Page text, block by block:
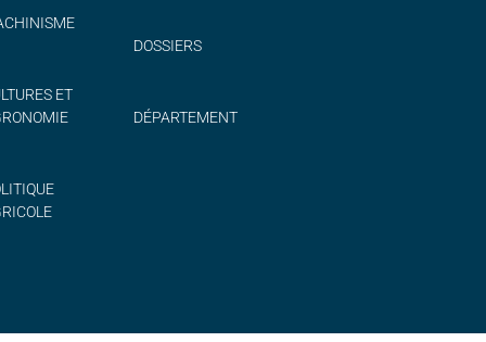
ET
DOSSIERS
DÉPARTEMENT